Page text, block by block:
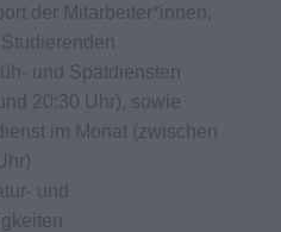
der Mitarbeiter*innen,
und Spätdiensten
20:30 Uhr), sowie
im Monat (zwischen
und